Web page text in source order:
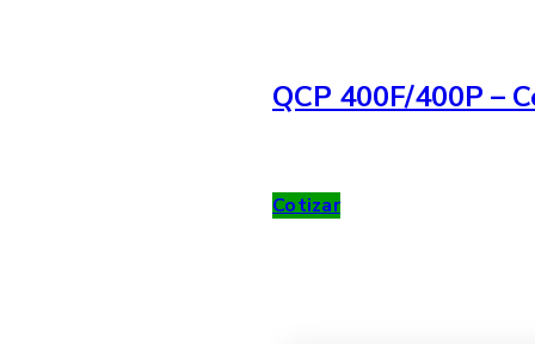
QCP 400F/400P –
Cotizar